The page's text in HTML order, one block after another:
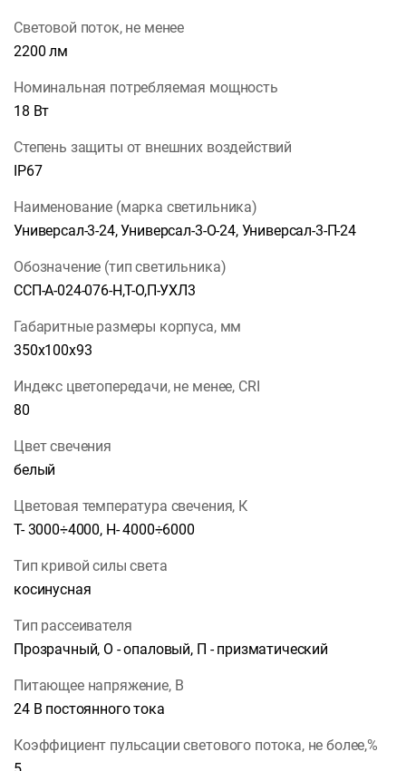
Световой поток, не менее
2200 лм
Номинальная потребляемая мощность
18 Вт
Степень защиты от внешних воздействий
IP67
Наименование (марка светильника)
Универсал-3-24, Универсал-3-О-24, Универсал-3-П-24
Обозначение (тип светильника)
ССП-А-024-076-Н,Т-О,П-УХЛ3
Габаритные размеры корпуса, мм
350х100х93
Индекс цветопередачи, не менее, CRI
80
Цвет свечения
белый
Цветовая температура свечения, К
Т- 3000÷4000, Н- 4000÷6000
Тип кривой силы света
косинусная
Тип рассеивателя
Прозрачный, О - опаловый, П - призматический
Питающее напряжение, В
24 В постоянного тока
Коэффициент пульсации светового потока, не более,%